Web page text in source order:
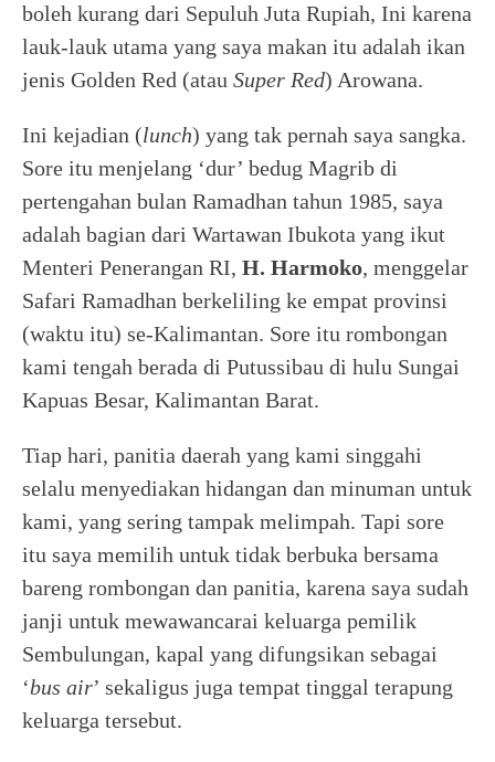
boleh kurang dari Sepuluh Juta Rupiah, Ini karena
lauk-lauk utama yang saya makan itu adalah ikan
jenis Golden Red (atau Super Red) Arowana.
Ini kejadian (lunch) yang tak pernah saya sangka.
Sore itu menjelang ‘dur’ bedug Magrib di
pertengahan bulan Ramadhan tahun 1985, saya
adalah bagian dari Wartawan Ibukota yang ikut
Menteri Penerangan RI, H. Harmoko, menggelar
Safari Ramadhan berkeliling ke empat provinsi
(waktu itu) se-Kalimantan. Sore itu rombongan
kami tengah berada di Putussibau di hulu Sungai
Kapuas Besar, Kalimantan Barat.
Tiap hari, panitia daerah yang kami singgahi
selalu menyediakan hidangan dan minuman untuk
kami, yang sering tampak melimpah. Tapi sore
itu saya memilih untuk tidak berbuka bersama
bareng rombongan dan panitia, karena saya sudah
janji untuk mewawancarai keluarga pemilik
Sembulungan, kapal yang difungsikan sebagai
‘bus air’ sekaligus juga tempat tinggal terapung
keluarga tersebut.